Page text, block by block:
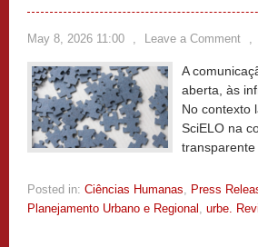
May 8, 2026 11:00 , Leave a Comment ,
A
aberta, às
No contexto
SciELO na
Posted in: Ciências Humanas, Press
Planejamento Urbano e Regional , urbe.